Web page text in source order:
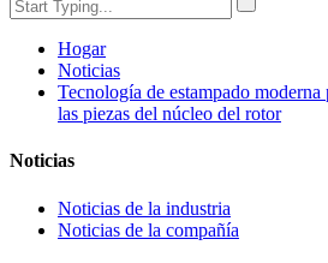
Hogar
Noticias
Tecnología de estampado
las piezas del núcleo del rotor
Noticias
Noticias de la industria
Noticias de la compañía